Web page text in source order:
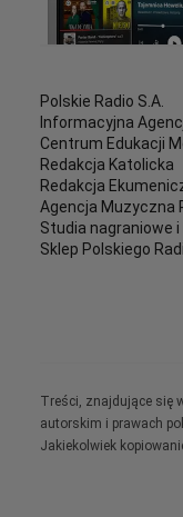
Polskie Radio S.A.
Informacyjna
Centrum Edukacji
Redakcja Katolicka
Redakcja
Agencja Muzyczna
Studia nagraniowe
Sklep Polskiego
Treści, znajdujące się
autorskim i prawach
Jakiekolwiek